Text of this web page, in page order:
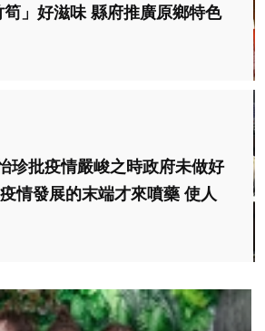
筍」好滋味 縣府推廣原鄉特色
珍批疫情嚴峻之時政府未做好
情發展的末端才來噴藥 使人